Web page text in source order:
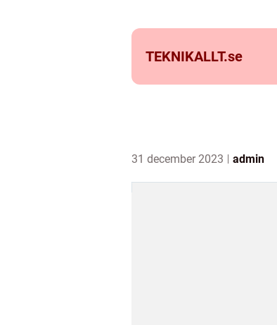
TEKNIKALLT.se
31 december 2023 admin